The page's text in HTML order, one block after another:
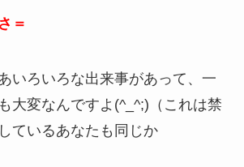
＝
いろいろな出来事があって、一
大変なんですよ(^_^;)（これは禁
ているあなたも同じか